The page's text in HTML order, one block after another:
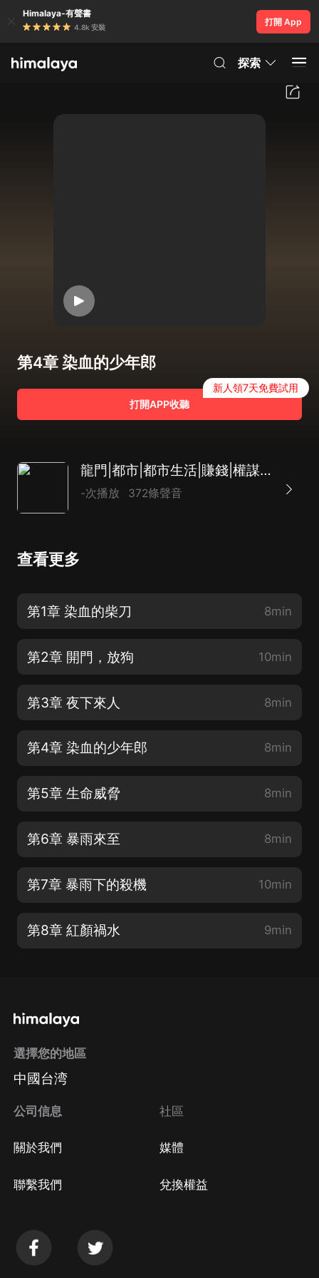
Himalaya-有聲書
4.8k 安裝
打開 App
探索
第4章 染血的少年郎
打開APP收聽
新人領7天免費試用
龍門|都市|都市生活|賺錢|權謀|AI專輯
-次播放 372條聲音
查看更多
第1章 染血的柴刀 8min
第2章 開門，放狗 10min
第3章 夜下來人 8min
第4章 染血的少年郎 8min
第5章 生命威脅 8min
第6章 暴雨來至 8min
第7章 暴雨下的殺機 10min
第8章 紅顏禍水 9min
選擇您的地區
中國台湾
公司信息
關於我們
聯繫我們
社區
媒體
兌換權益